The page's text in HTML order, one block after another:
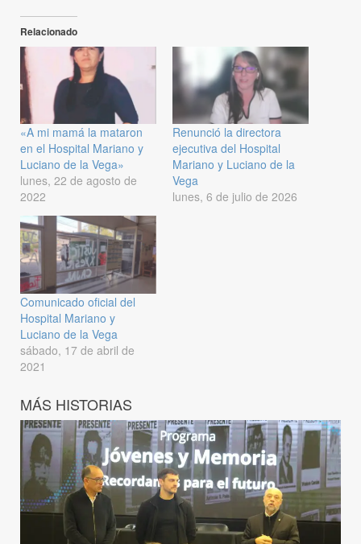
Relacionado
«A mi mamá la mataron
en el Hospital Mariano y
Luciano de la Vega»
lunes, 22 de agosto de
2022
Renunció la directora
ejecutiva del Hospital
Mariano y Luciano de la
Vega
lunes, 6 de julio de 2026
Comunicado oficial del
Hospital Mariano y
Luciano de la Vega
sábado, 17 de abril de
2021
MÁS HISTORIAS